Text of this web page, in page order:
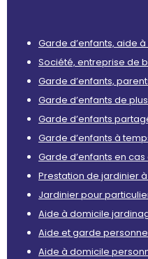
Garde d’enfants, aide
Société, entreprise de
Garde d’enfants,
Garde d’enfants de
Garde d’enfants
Garde d’enfants à
Garde d’enfants en
Prestation de jardinier
Jardinier pour
Aide à domicile
Aide et garde
Aide à domicile